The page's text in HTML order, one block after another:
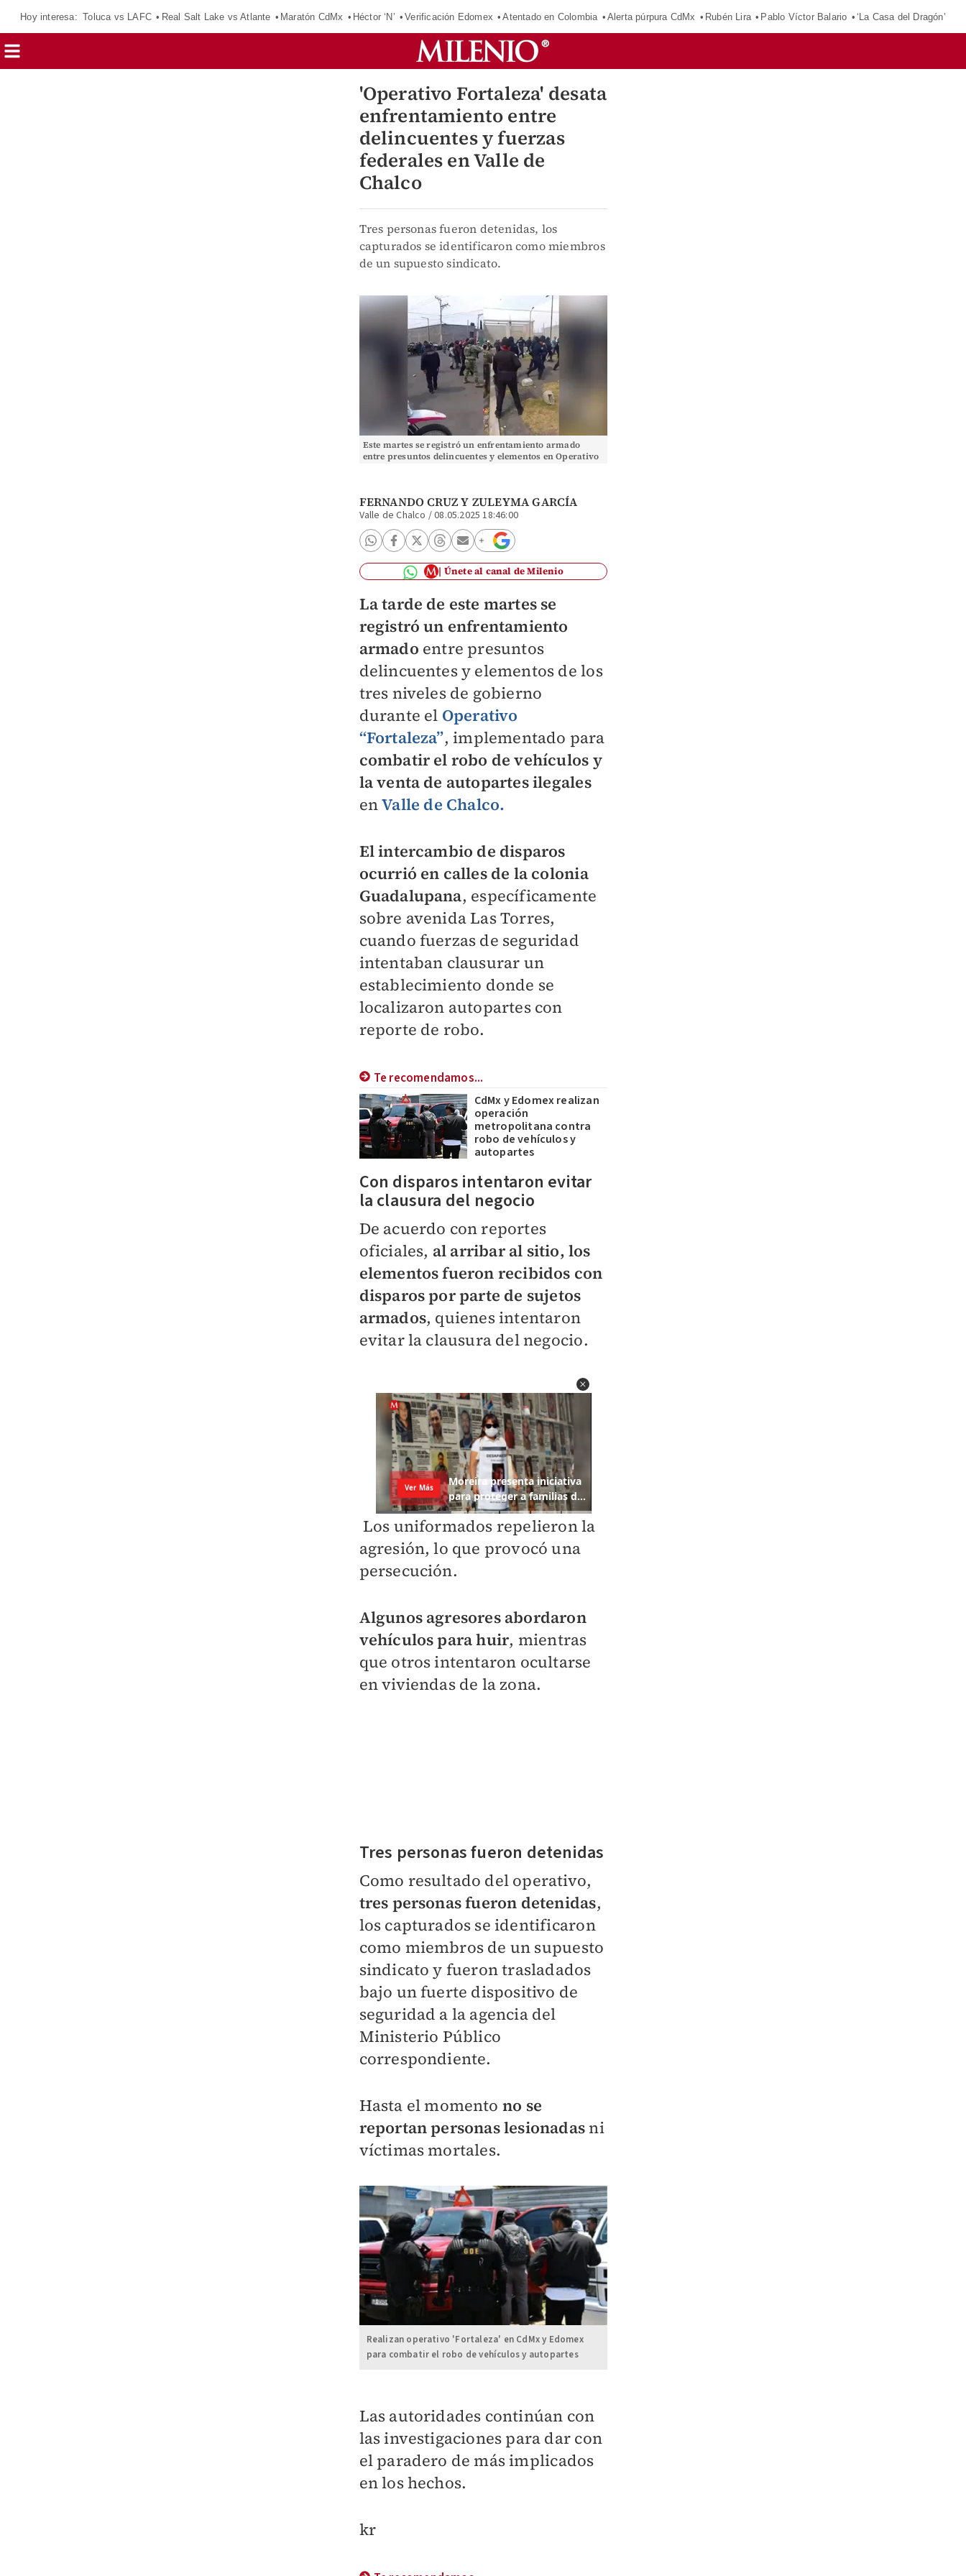
Hoy interesa: Toluca vs LAFC Real Salt Lake vs Atlante Maratón CdMx Héctor ‘N’ Verificación Edomex Atentado en Colombia Alerta púrpura CdMx Rubén Lira Pablo Víctor Balario ‘La Casa del Dragón’
'Operativo Fortaleza' desata
enfrentamiento entre
delincuentes y fuerzas
federales en Valle de
Chalco
Tres personas fueron detenidas, los
capturados se identificaron como miembros
de un supuesto sindicato.
Este martes se registró un enfrentamiento armado
entre presuntos delincuentes y elementos en Operativo
FERNANDO CRUZY ZULEYMA GARCÍA
Valle de Chalco /08.05.2025 18:46:00
Únete al canal de Milenio
La tarde de este martes se
registró un enfrentamiento
armado entre presuntos
delincuentes y elementos de los
tres niveles de gobierno
durante el Operativo
“Fortaleza”, implementado para
combatir el robo de vehículos y
la venta de autopartes ilegales
enValle de Chalco.
El intercambio de disparos
ocurrió en calles de la colonia
Guadalupana, específicamente
sobre avenida Las Torres,
cuando fuerzas de seguridad
intentaban clausurar un
establecimiento donde se
localizaron autopartes con
reporte de robo.
Te recomendamos...
CdMx y Edomex realizan
operación
metropolitana contra
robo de vehículos y
autopartes
Con disparos intentaron evitar
la clausura del negocio
De acuerdo con reportes
oficiales, al arribar al sitio, los
elementos fueron recibidos con
disparos por parte de sujetos
armados, quienes intentaron
evitar la clausura del negocio.
Los uniformados repelieron la
agresión, lo que provocó una
persecución.
Algunos agresores abordaron
vehículos para huir, mientras
que otros intentaron ocultarse
en viviendas de la zona.
Tres personas fueron detenidas
Como resultado del operativo,
tres personas fueron detenidas,
los capturados se identificaron
como miembros de un supuesto
sindicato y fueron trasladados
bajo un fuerte dispositivo de
seguridad a la agencia del
Ministerio Público
correspondiente.
Hasta el momento no se
reportan personas lesionadasni
víctimas mortales.
Realizan operativo 'Fortaleza' en CdMx y Edomex
para combatir el robo de vehículos y autopartes
Las autoridades continúan con
las investigaciones para dar con
el paradero de más implicados
en los hechos.
kr